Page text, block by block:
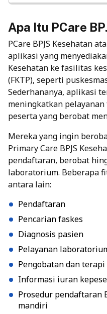
Apa Itu PCare
PCare BPJS Kesehatan
aplikasi yang
Kesehatan ke fasilitas
(FKTP), seperti
Sederhananya, aplikasi
meningkatkan
peserta yang berobat
Mereka yang ingin
Primary Care BPJS
pendaftaran, berobat
laboratorium. Beberapa
antara lain:
Pendaftaran
Pencarian faskes
Diagnosis pasien
Pelayanan
Pengobatan dan terapi
Informasi iuran
Prosedur pendaftaran
mandiri